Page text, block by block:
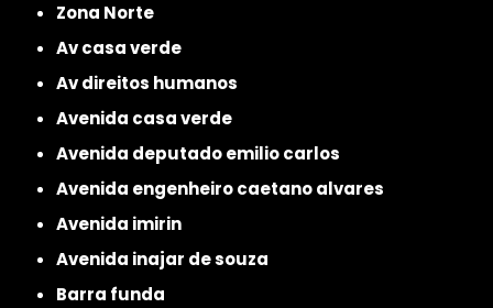
Zona Norte
av casa verde
av direitos humanos
avenida casa verde
avenida deputado emilio carlos
avenida engenheiro caetano alvares
avenida imirin
avenida inajar de souza
barra funda